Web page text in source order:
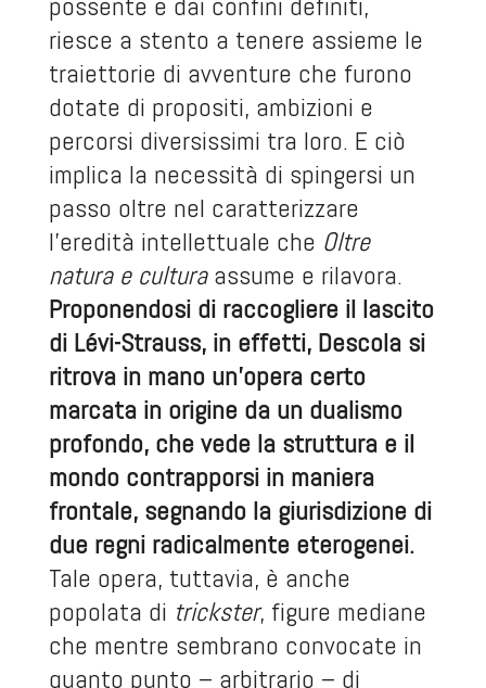
riesce a stento a tenere assieme le
traiettorie di avventure che furono
dotate di propositi, ambizioni e
percorsi diversissimi tra loro. E ciò
implica la necessità di spingersi un
passo oltre nel caratterizzare
l’eredità intellettuale che Oltre
natura e culturaassume e rilavora.
Proponendosi di raccogliere il lascito
di Lévi-Strauss, in effetti, Descola si
ritrova in mano un’opera certo
marcata in origine da un dualismo
profondo, che vede la struttura e il
mondo contrapporsi in maniera
frontale, segnando la giurisdizione di
due regni radicalmente eterogenei.
Tale opera, tuttavia, è anche
popolata di trickster, figure mediane
che mentre sembrano convocate in
quanto punto – arbitrario – di